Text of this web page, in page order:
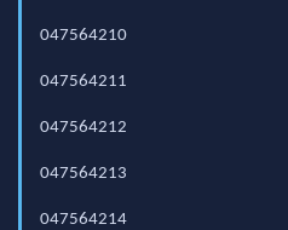
047564210
047564211
047564212
047564213
047564214